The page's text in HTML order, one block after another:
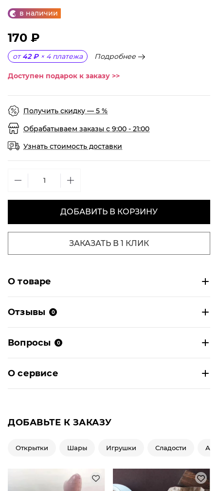
в наличии
170 ₽
от 42 ₽ × 4 платежа Подробнее
Доступен подарок к заказу >>
Получить скидку — 5 %
Обрабатываем заказы с 9:00 - 21:00
Узнать стоимость доставки
ДОБАВИТЬ В КОРЗИНУ
ЗАКАЗАТЬ В 1 КЛИК
О товаре
Отзывы 0
Вопросы 0
О сервисе
ДОБАВЬТЕ К ЗАКАЗУ
Открытки Шары Игрушки Сладости